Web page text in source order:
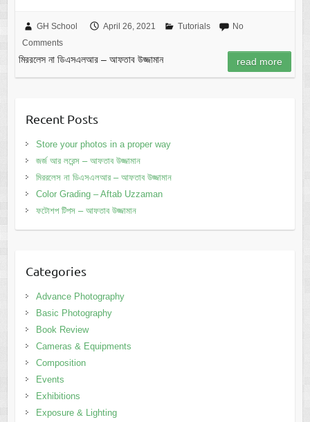
GH School April 26, 2021 Tutorials
No
Comments
মিররলেস না ডিএসএলআর – আফতাব উজ্জামান read more
Recent Posts
Store your photos in a proper way
জর্জ আর লরেন্স – আফতাব উজ্জামান
মিররলেস না ডিএসএলআর – আফতাব উজ্জামান
Color Grading – Aftab Uzzaman
ফটোশপ টিপস – আফতাব উজ্জামান
Categories
Advance Photography
Basic Photography
Book Review
Cameras & Equipments
Composition
Events
Exhibitions
Exposure & Lighting